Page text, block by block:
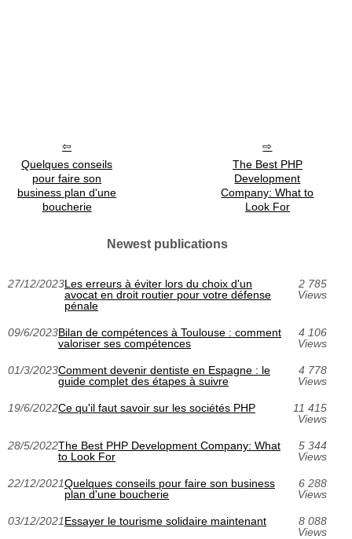
Quelques conseils
pour faire son
business plan d'une
boucherie
The Best PHP
Development
Company: What to
Look For
Newest publications
27/12/2023Les erreurs à éviter lors du choix d'un
avocat en droit routier pour votre défense
pénale
2 785
Views
09/6/2023Bilan de compétences à Toulouse : comment
valoriser ses compétences
4 106
Views
01/3/2023Comment devenir dentiste en Espagne : le
guide complet des étapes à suivre
4 778
Views
19/6/2022Ce qu'il faut savoir sur les sociétés PHP
11 415
Views
28/5/2022The Best PHP Development Company: What
to Look For
5 344
Views
22/12/2021Quelques conseils pour faire son business
plan d'une boucherie
6 288
Views
03/12/2021Essayer le tourisme solidaire maintenant
8 088
Views